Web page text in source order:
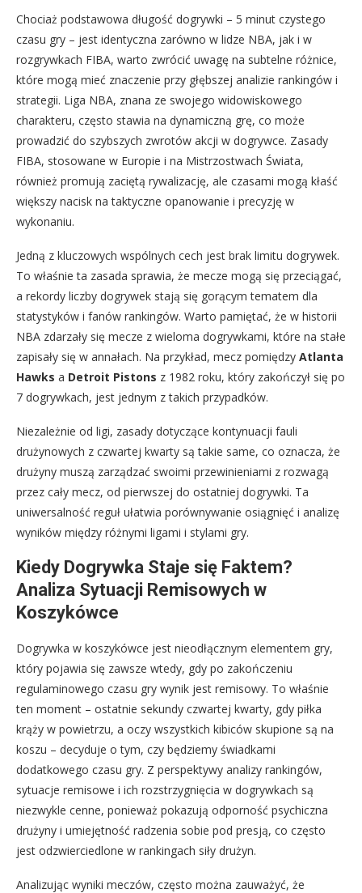
Chociaż podstawowa długość dogrywki – 5 minut czystego
czasu gry – jest identyczna zarówno w lidze NBA, jak i w
rozgrywkach FIBA, warto zwrócić uwagę na subtelne różnice,
które mogą mieć znaczenie przy głębszej analizie rankingów i
strategii. Liga NBA, znana ze swojego widowiskowego
charakteru, często stawia na dynamiczną grę, co może
prowadzić do szybszych zwrotów akcji w dogrywce. Zasady
FIBA, stosowane w Europie i na Mistrzostwach Świata,
również promują zaciętą rywalizację, ale czasami mogą kłaść
większy nacisk na taktyczne opanowanie i precyzję w
wykonaniu.
Jedną z kluczowych wspólnych cech jest brak limitu dogrywek.
To właśnie ta zasada sprawia, że mecze mogą się przeciągać,
a rekordy liczby dogrywek stają się gorącym tematem dla
statystyków i fanów rankingów. Warto pamiętać, że w historii
NBA zdarzały się mecze z wieloma dogrywkami, które na stałe
zapisały się w annałach. Na przykład, mecz pomiędzy Atlanta
Hawks a Detroit Pistons z 1982 roku, który zakończył się po
7 dogrywkach, jest jednym z takich przypadków.
Niezależnie od ligi, zasady dotyczące kontynuacji fauli
drużynowych z czwartej kwarty są takie same, co oznacza, że
drużyny muszą zarządzać swoimi przewinieniami z rozwagą
przez cały mecz, od pierwszej do ostatniej dogrywki. Ta
uniwersalność reguł ułatwia porównywanie osiągnięć i analizę
wyników między różnymi ligami i stylami gry.
Kiedy Dogrywka Staje się Faktem?
Analiza Sytuacji Remisowych w
Koszykówce
Dogrywka w koszykówce jest nieodłącznym elementem gry,
który pojawia się zawsze wtedy, gdy po zakończeniu
regulaminowego czasu gry wynik jest remisowy. To właśnie
ten moment – ostatnie sekundy czwartej kwarty, gdy piłka
krąży w powietrzu, a oczy wszystkich kibiców skupione są na
koszu – decyduje o tym, czy będziemy świadkami
dodatkowego czasu gry. Z perspektywy analizy rankingów,
sytuacje remisowe i ich rozstrzygnięcia w dogrywkach są
niezwykle cenne, ponieważ pokazują odporność psychiczna
drużyny i umiejętność radzenia sobie pod presją, co często
jest odzwierciedlone w rankingach siły drużyn.
Analizując wyniki meczów, często można zauważyć, że